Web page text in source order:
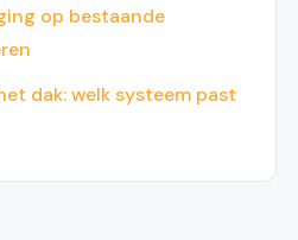
op bestaande
dak: welk systeem past